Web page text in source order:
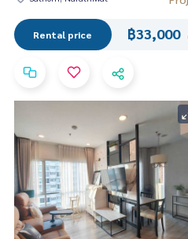
Rental price ฿33,000